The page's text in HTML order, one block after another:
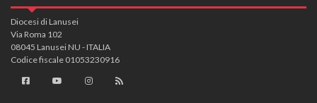
Diocesi di Lanusei
Via Roma 102
08045 Lanusei NU - ITALIA
Codice fiscale 01053230916